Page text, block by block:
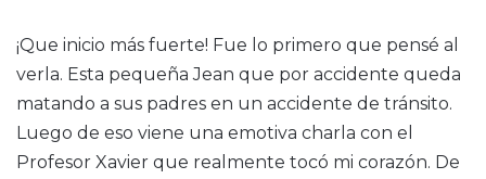
¡Que inicio más fuerte! Fue lo primero que pensé al
verla. Esta pequeña Jean que por accidente queda
matando a sus padres en un accidente de tránsito.
Luego de eso viene una emotiva charla con el
Profesor Xavier que realmente tocó mi corazón. De